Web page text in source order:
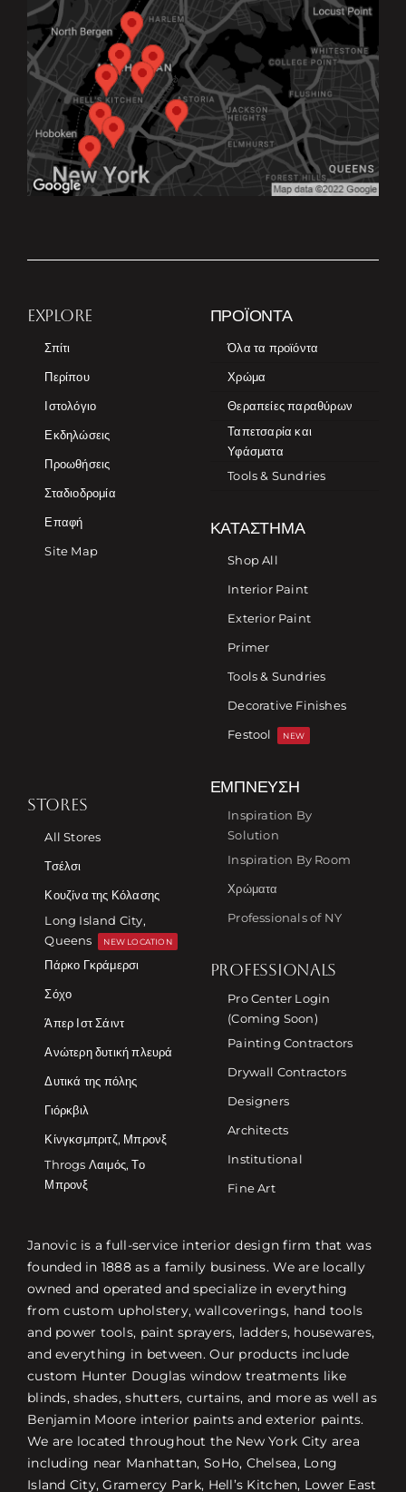
EXPLORE
Σπίτι
Περίπου
Ιστολόγιο
Εκδηλώσεις
Προωθήσεις
Σταδιοδρομία
Επαφή
Site Map
ΠΡΟΪΌΝΤΑ
Όλα τα προϊόντα
Χρώμα
Θεραπείες παραθύρων
Ταπετσαρία και
Υφάσματα
Tools & Sundries
ΚΑΤΆΣΤΗΜΑ
Shop All
Interior Paint
Exterior Paint
Primer
Tools & Sundries
Decorative Finishes
Festool
NEW
STORES
All Stores
Τσέλσι
Κουζίνα της Κόλασης
Long Island City,
Queens
NEW LOCATION
Πάρκο Γκράμερσι
Σόχο
Άπερ Ιστ Σάιντ
Ανώτερη δυτική πλευρά
Δυτικά της πόλης
Γιόρκβιλ
Κίνγκσμπριτζ, Μπρονξ
Throgs Λαιμός, Το
Μπρονξ
ΈΜΠΝΕΥΣΗ
Inspiration By
Solution
Inspiration By Room
Χρώματα
Professionals of NY
PROFESSIONALS
Pro Center Login
(Coming Soon)
Painting Contractors
Drywall Contractors
Designers
Architects
Institutional
Fine Art
Janovic is a full-service interior design firm that was
founded in 1888 as a family business. We are locally
owned and operated and specialize in everything
from custom upholstery, wallcoverings, hand tools
and power tools, paint sprayers, ladders, housewares,
and everything in between. Our products include
custom Hunter Douglas window treatments like
blinds, shades, shutters, curtains, and more as well as
Benjamin Moore interior paints and exterior paints.
We are located throughout the New York City area
including near Manhattan, SoHo, Chelsea, Long
Island City, Gramercy Park, Hell’s Kitchen, Lower East